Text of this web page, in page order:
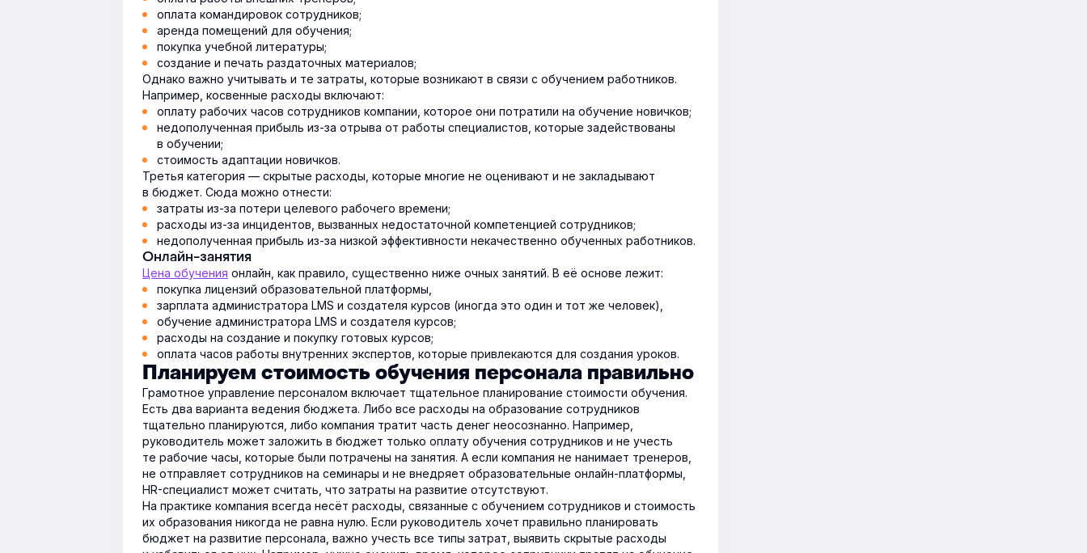
оплата командировок сотрудников;
аренда помещений для обучения;
покупка учебной литературы;
создание и печать раздаточных материалов;
Однако важно учитывать и те затраты, которые возникают в связи с обучением работников.
Например, косвенные расходы включают:
оплату рабочих часов сотрудников компании, которое они потратили на обучение новичков;
недополученная прибыль из-за отрыва от работы специалистов, которые задействованы
в обучении;
стоимость адаптации новичков.
Третья категория — скрытые расходы, которые многие не оценивают и не закладывают
в бюджет. Сюда можно отнести:
затраты из-за потери целевого рабочего времени;
расходы из-за инцидентов, вызванных недостаточной компетенцией сотрудников;
недополученная прибыль из-за низкой эффективности некачественно обученных работников.
Онлайн-занятия
Цена обучения онлайн, как правило, существенно ниже очных занятий. В её основе лежит:
покупка лицензий образовательной платформы,
зарплата администратора LMS и создателя курсов (иногда это один и тот же человек),
обучение администратора LMS и создателя курсов;
расходы на создание и покупку готовых курсов;
оплата часов работы внутренних экспертов, которые привлекаются для создания уроков.
Планируем стоимость обучения персонала правильно
Грамотное управление персоналом включает тщательное планирование стоимости обучения.
Есть два варианта ведения бюджета. Либо все расходы на образование сотрудников
тщательно планируются, либо компания тратит часть денег неосознанно. Например,
руководитель может заложить в бюджет только оплату обучения сотрудников и не учесть
те рабочие часы, которые были потрачены на занятия. А если компания не нанимает тренеров,
не отправляет сотрудников на семинары и не внедряет образовательные онлайн-платформы,
HR-специалист может считать, что затраты на развитие отсутствуют.
На практике компания всегда несёт расходы, связанные с обучением сотрудников и стоимость
их образования никогда не равна нулю. Если руководитель хочет правильно планировать
бюджет на развитие персонала, важно учесть все типы затрат, выявить скрытые расходы